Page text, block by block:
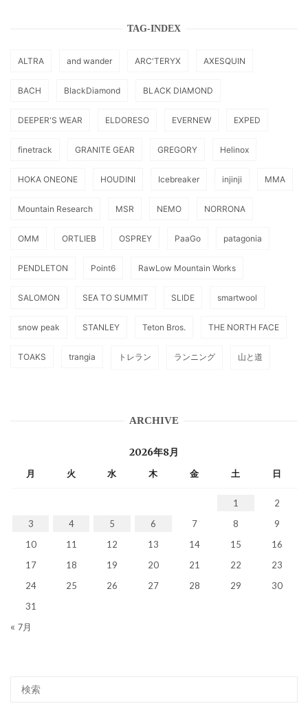
TAG-INDEX
ALTRA and wander ARC'TERYX AXESQUIN
BACH BlackDiamond BLACK DIAMOND
DEEPER'S WEAR ELDORESO EVERNEW EXPED
finetrack GRANITE GEAR GREGORY Helinox
HOKA ONEONE HOUDINI Icebreaker injinji MMA
Mountain Research MSR NEMO NORRONA
OMM ORTLIEB OSPREY PaaGo patagonia
PENDLETON Point6 RawLow Mountain Works
SALOMON SEA TO SUMMIT SLIDE smartwool
snow peak STANLEY Teton Bros. THE NORTH FACE
TOAKS trangia トレラン ランニング 山と道
ARCHIVE
2026年8月
月 火 水 木 金 土 日
1
2
3
4 5 6 7 8
9
10
11 12 13 14 15
16
17
18 19 20 21 22
23
24
25 26 27 28 29
30
31
« 7月